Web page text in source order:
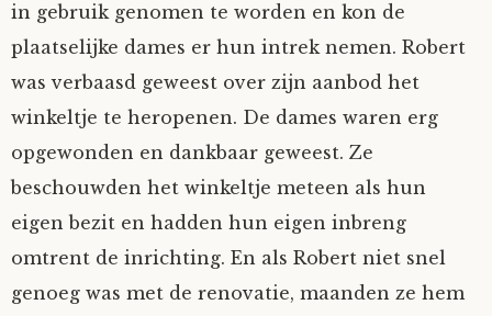
in gebruik genomen te worden en kon de
plaatselijke dames er hun intrek nemen. Robert
was verbaasd geweest over zijn aanbod het
winkeltje te heropenen. De dames waren erg
opgewonden en dankbaar geweest. Ze
beschouwden het winkeltje meteen als hun
eigen bezit en hadden hun eigen inbreng
omtrent de inrichting. En als Robert niet snel
genoeg was met de renovatie, maanden ze hem